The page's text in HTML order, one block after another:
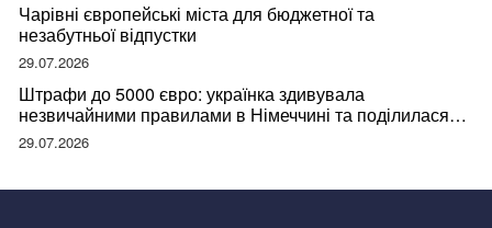
Чарівні європейські міста для бюджетної та
незабутньої відпустки
29.07.2026
Штрафи до 5000 євро: українка здивувала
незвичайними правилами в Німеччині та поділилася
правдою
29.07.2026